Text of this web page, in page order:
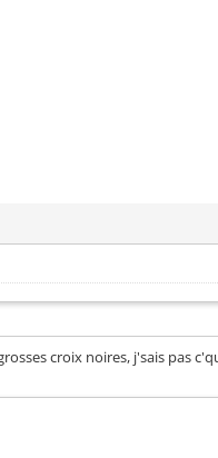
croix noires, j'sais pas